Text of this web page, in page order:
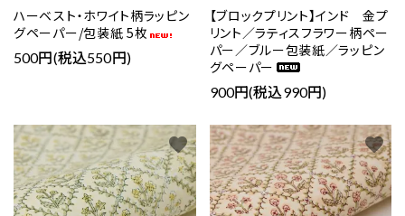
ハーベスト・ホワイト柄ラッピン
グペーパー/包装紙 5枚
500円(税込550円)
【ブロックプリント】インド 金プ
リント／ラティスフラワー柄ペー
パー／ブルー包装紙／ラッピン
グペーパー
900円(税込990円)
favorite favorite